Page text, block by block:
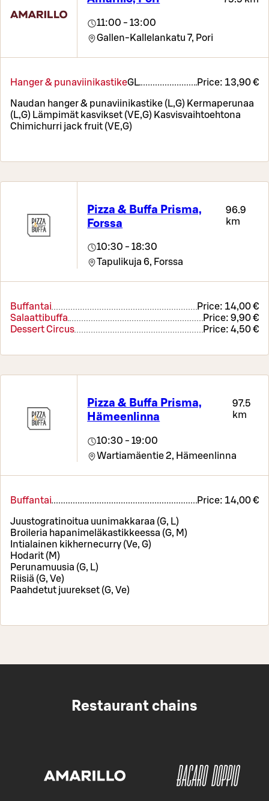
11:00 - 13:00
Gallen-Kallelankatu 7, Pori
Hanger & punaviinikastikeGL Price: 13,90 €
Naudan hanger & punaviinikastike (L,G) Kermaperunaa
(L,G) Lämpimät kasvikset (VE,G) Kasvisvaihtoehtona
Chimichurri jack fruit (VE,G)
Pizza & Buffa Prisma,
Forssa
96.9
km
10:30 - 18:30
Tapulikuja 6, Forssa
Buffantai Price: 14,00 €
Salaattibuffa
Price: 9,90 €
Dessert Circus
Price: 4,50 €
Pizza & Buffa Prisma,
Hämeenlinna
97.5
km
10:30 - 19:00
Wartiamäentie 2, Hämeenlinna
Buffantai Price: 14,00 €
Juustogratinoitua uunimakkaraa (G, L)
Broileria hapanimeläkastikkeessa (G, M)
Intialainen kikhernecurry (Ve, G)
Hodarit (M)
Perunamuusia (G, L)
Riisiä (G, Ve)
Paahdetut juurekset (G, Ve)
Restaurant chains